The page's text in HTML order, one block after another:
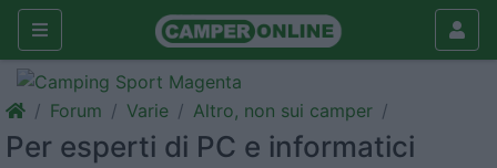
Forum Varie Altro, non sui camper
Per esperti di PC e informatici